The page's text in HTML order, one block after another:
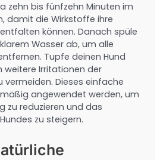
zehn bis fünfzehn Minuten im
damit die Wirkstoffe ihre
können. Danach spüle
Wasser ab, um alle
Tupfe deinen Hund
weitere Irritationen der
vermeiden. Dieses einfache
angewendet werden, um
zu reduzieren und das
zu steigern.